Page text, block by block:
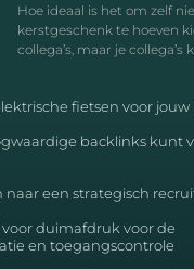
Hoe ideaal is het om zelf
kerstgeschenk te hoeven
collega’s, maar je collega’s
fietsen voor
backlinks kunt
naar een strategisch
duimafdruk voor de
en toegangscontrole